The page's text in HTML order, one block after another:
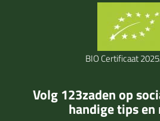
BIO Certificaat
Volg 123zaden op
handige tips